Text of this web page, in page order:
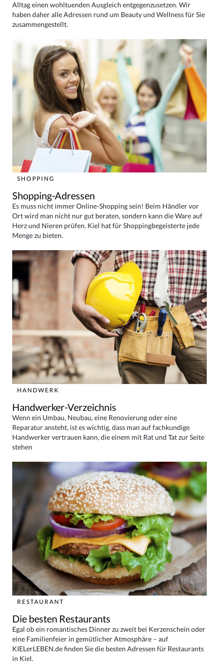
Alltag einen wohltuenden Ausgleich entgegenzusetzen. Wir
haben daher alle Adressen rund um Beauty und Wellness für Sie
zusammengestellt.
SHOPPING
Shopping-Adressen
Es muss nicht immer Online-Shopping sein! Beim Händler vor
Ort wird man nicht nur gut beraten, sondern kann die Ware auf
Herz und Nieren prüfen. Kiel hat für Shoppingbegeisterte jede
Menge zu bieten.
HANDWERK
Handwerker-Verzeichnis
Wenn ein Umbau, Neubau, eine Renovierung oder eine
Reparatur ansteht, ist es wichtig, dass man auf fachkundige
Handwerker vertrauen kann, die einem mit Rat und Tat zur Seite
stehen
RESTAURANT
Die besten Restaurants
Egal ob ein romantisches Dinner zu zweit bei Kerzenschein oder
eine Familienfeier in gemütlicher Atmosphäre – auf
KIELerLEBEN.de finden Sie die besten Adressen für Restaurants
in Kiel.